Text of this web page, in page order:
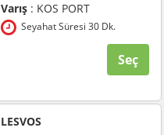
Varış : KOS PORT
Seyahat Süresi 30 Dk.
Seç
LESVOS